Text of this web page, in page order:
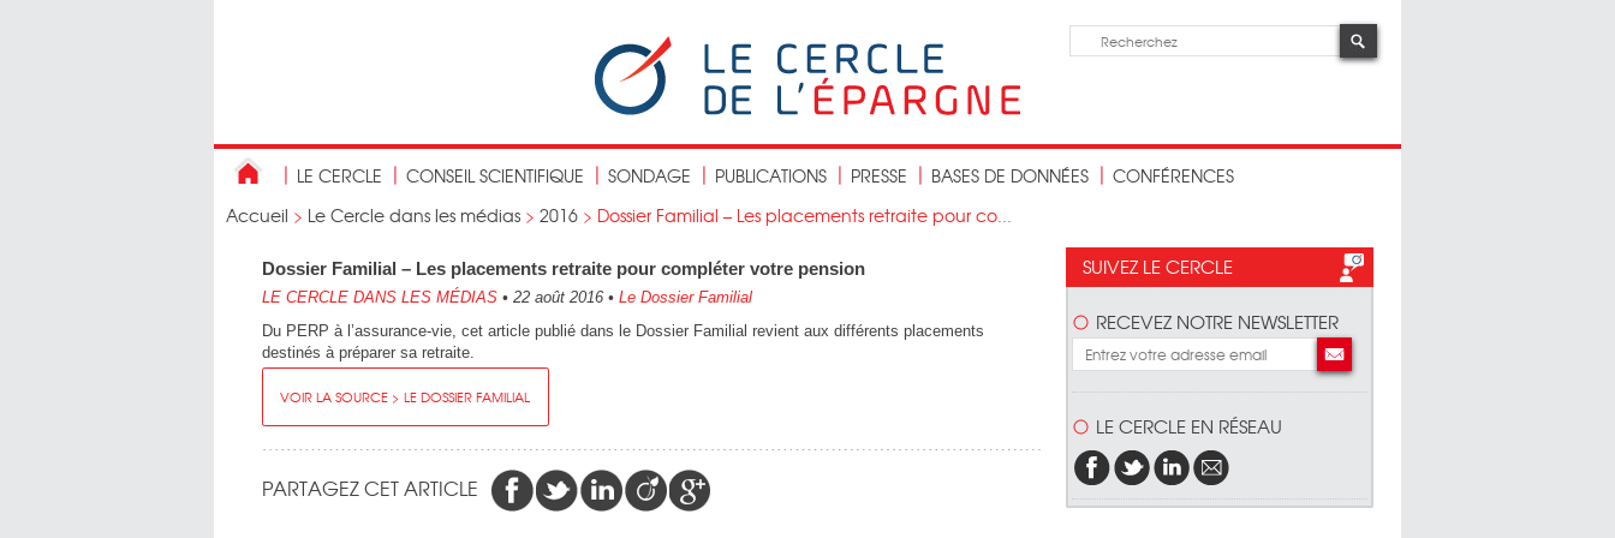
LE CERCLE CONSEIL SCIENTIFIQUE SONDAGE PUBLICATIONS PRESSE BASES DE DONNÉES
CONFÉRENCES
Accueil > Le Cercle dans les médias > 2016 > Dossier Familial – Les placements retraite pour co...
Dossier Familial – Les placements retraite pour compléter votre pension
LE CERCLE DANS LES MÉDIAS • 22 août 2016 • Le Dossier Familial
Du PERP à l’assurance-vie, cet article publié dans le Dossier Familial revient aux différents placements
destinés à préparer sa retraite.
VOIR LA SOURCE > LE DOSSIER FAMILIAL
PARTAGEZ CET ARTICLE
SUIVEZ LE CERCLE
RECEVEZ NOTRE NEWSLETTER
LE CERCLE EN RÉSEAU